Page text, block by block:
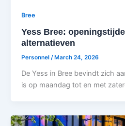
Bree
Yess Bree:
alternatieven
Personnel/ March 24, 2026
De Yess in Bree bevindt zich
is op maandag tot en met